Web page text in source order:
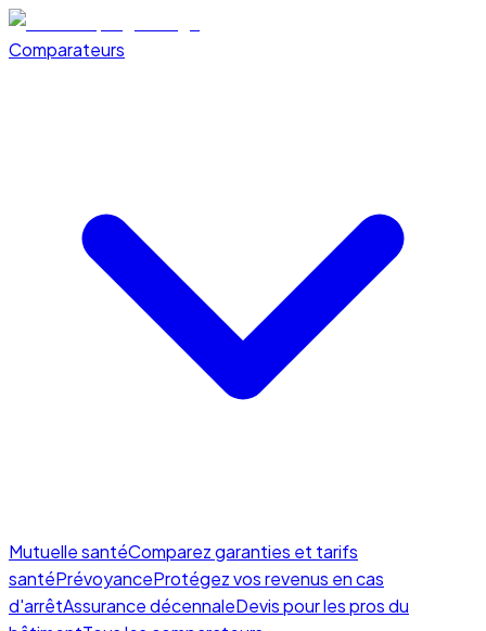
Comparateurs
Mutuelle santéComparez garanties et tarifs
santéPrévoyanceProtégez vos revenus en cas
d'arrêtAssurance décennaleDevis pour les pros du